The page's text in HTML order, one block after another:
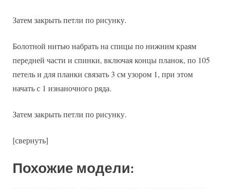
Затем закрыть петли по рисунку.
Болотной нитью набрать на спицы по нижним краям
передней части и спинки, включая концы планок, по 105
петель и для планки связать 3 см узором 1, при этом
начать с 1 изнаночного ряда.
Затем закрыть петли по рисунку.
[свернуть]
Похожие модели: